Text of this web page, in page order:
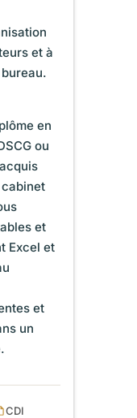
et à
en
ou
et
Excel et
et
un
CDI